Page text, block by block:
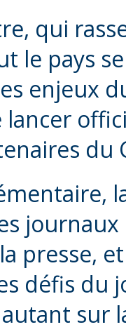
qui
le pays
enjeux
du
presse,
défis du
sur